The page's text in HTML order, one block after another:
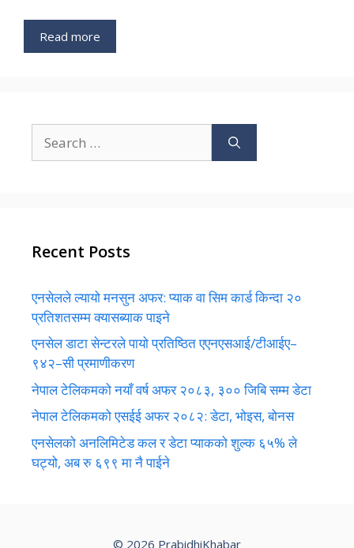
Read more
for:
Recent Posts
एनसेलले ल्यायो मनसुन अफर: प्याक वा सिम कार्ड किन्दा २०
प्रतिशतसम्म क्यासब्याक पाइने
एनसेल डाटा सेन्टरले पायो प्रतिष्ठित एएनएसआई/टीआईए–
९४२–सी प्रमाणीकरण
नेपाल टेलिकमको नयाँ वर्ष अफर २०८३, ३०० जिबि सम्म डेटा
नेपाल टेलिकमको एसईई अफर २०८२: डेटा, भोइस, बोनस
एनसेलको अनलिमिटेड कल र डेटा प्याकको शुल्क ६५% ले
घट्यो, अब रु ६९९ मा नै पाईने
© 2026 PrabidhiKhabar